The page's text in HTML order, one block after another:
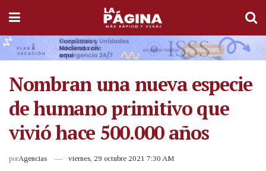
Nombran una nueva especie
de humano primitivo que
vivió hace 500.000 años
porAgencias viernes, 29 octubre 2021 7:30 AM